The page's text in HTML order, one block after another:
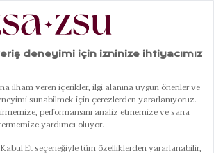
Tabağı|Luohu Porselen Çukur Tabak 23x23x4 Cm Beyaz
Çukur Tabak 23x23x4 Cm